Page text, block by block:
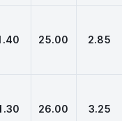
25.00 2.85
26.00 3.25